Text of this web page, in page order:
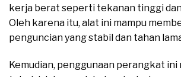
kerja berat seperti tekanan tinggi
Oleh karena itu, alat ini mampu
penguncian yang stabil dan tahan
Kemudian, penggunaan perangkat ini